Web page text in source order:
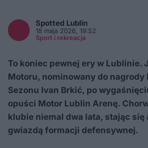
Spotted Lublin
18 maja 2026, 19:52
Sport i rekreacja
To koniec pewnej ery w Lublinie.
Motoru, nominowany do nagrody
Sezonu Ivan Brkić, po
opuści Motor Lublin Arenę.
klubie niemal dwa lata, stając się
gwiazdą formacji defensywnej.